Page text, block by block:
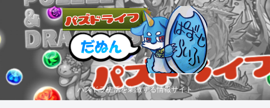
パズドラ生活を刺激する情報サイト